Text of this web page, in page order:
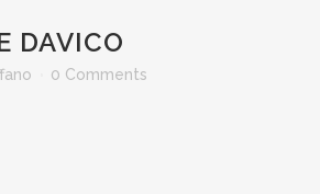
DAVICO
0 Comments